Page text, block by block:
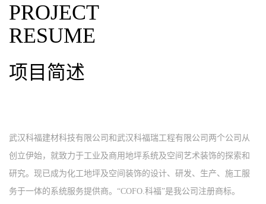
PROJECT
RESUME
项目简述
武汉科福建材科技有限公司和武汉科福瑞工程有限公司两个公司从
创立伊始，就致力于工业及商用地坪系统及空间艺术装饰的探索和
研究。现已成为化工地坪及空间装饰的设计、研发、生产、施工服
务于一体的系统服务提供商。“COFO.科福”是我公司注册商标。